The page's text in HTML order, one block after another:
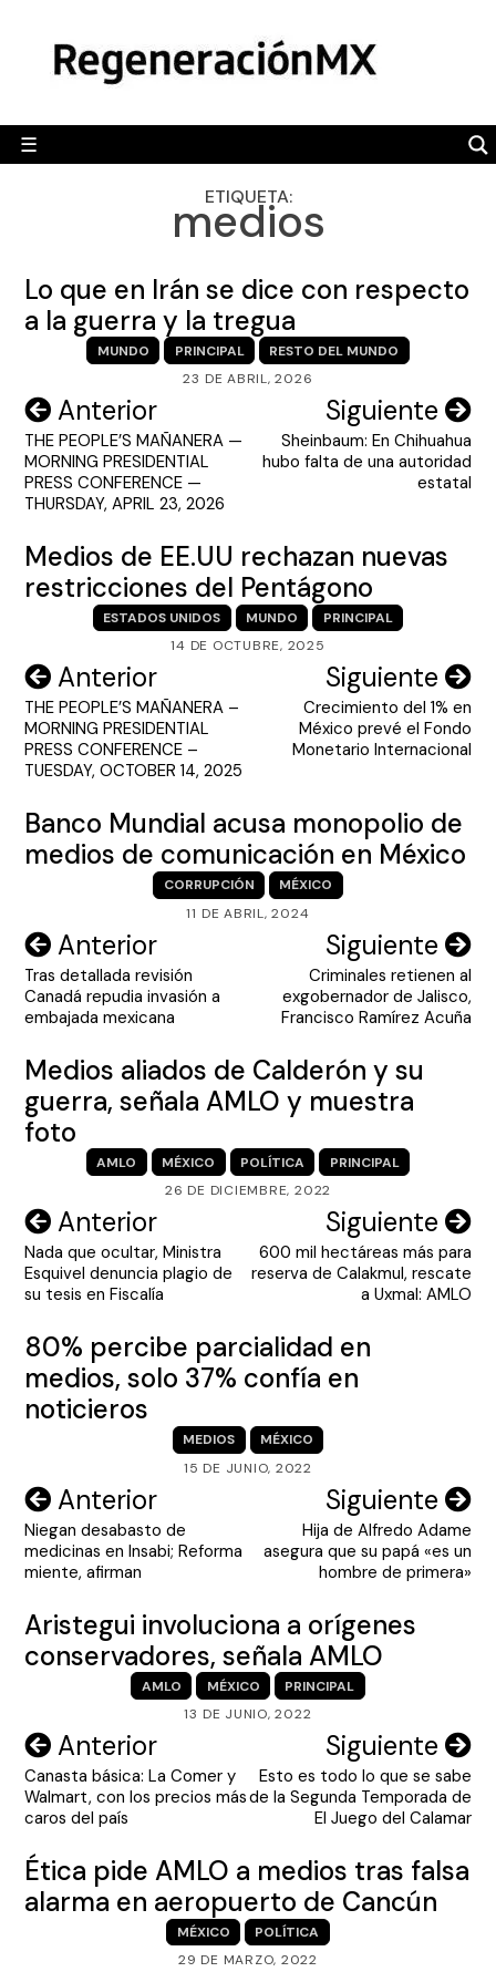
content
☰
POLÍTICA
CAMALEÓN
OPINIÓN
ENGLISH SECTION
VIDEOS
ETIQUETA:
medios
Lo que en Irán se dice con respecto
a la guerra y la tregua
MUNDO PRINCIPAL
RESTO DEL MUNDO
23 DE ABRIL, 2026
Navegación
de
entradas
Anterior
THE PEOPLE’S MAÑANERA —
MORNING PRESIDENTIAL
PRESS CONFERENCE —
THURSDAY, APRIL 23, 2026
Siguiente
Sheinbaum: En Chihuahua
hubo falta de una autoridad
estatal
Medios de EE.UU rechazan nuevas
restricciones del Pentágono
ESTADOS UNIDOS MUNDO
PRINCIPAL
14 DE OCTUBRE, 2025
Navegación
de
entradas
Anterior
THE PEOPLE’S MAÑANERA –
MORNING PRESIDENTIAL
PRESS CONFERENCE –
TUESDAY, OCTOBER 14, 2025
Siguiente
Crecimiento del 1% en
México prevé el Fondo
Monetario Internacional
Banco Mundial acusa monopolio de
medios de comunicación en México
CORRUPCIÓN
MÉXICO
11 DE ABRIL, 2024
Navegación
de
entradas
Anterior
Tras detallada revisión
Canadá repudia invasión a
embajada mexicana
Siguiente
Criminales retienen al
exgobernador de Jalisco,
Francisco Ramírez Acuña
Medios aliados de Calderón y su
guerra, señala AMLO y muestra
foto
AMLO MÉXICO POLÍTICA
PRINCIPAL
26 DE DICIEMBRE, 2022
Navegación
de
entradas
Anterior
Nada que ocultar, Ministra
Esquivel denuncia plagio de
su tesis en Fiscalía
Siguiente
600 mil hectáreas más para
reserva de Calakmul, rescate
a Uxmal: AMLO
80% percibe parcialidad en
medios, solo 37% confía en
noticieros
MEDIOS
MÉXICO
15 DE JUNIO, 2022
Navegación
de
entradas
Anterior
Niegan desabasto de
medicinas en Insabi; Reforma
miente, afirman
Siguiente
Hija de Alfredo Adame
asegura que su papá «es un
hombre de primera»
Aristegui involuciona a orígenes
conservadores, señala AMLO
AMLO MÉXICO
PRINCIPAL
13 DE JUNIO, 2022
Navegación
de
entradas
Anterior
Canasta básica: La Comer y
Walmart, con los precios más
caros del país
Siguiente
Esto es todo lo que se sabe
de la Segunda Temporada de
El Juego del Calamar
Ética pide AMLO a medios tras falsa
alarma en aeropuerto de Cancún
MÉXICO
POLÍTICA
29 DE MARZO, 2022